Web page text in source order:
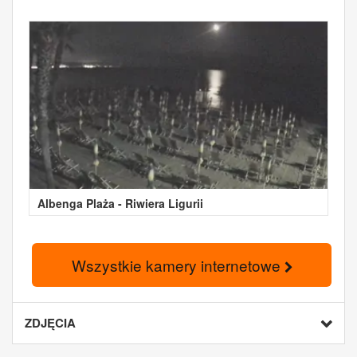
Albenga Plaża - Riwiera Ligurii
Wszystkie kamery internetowe
ZDJĘCIA